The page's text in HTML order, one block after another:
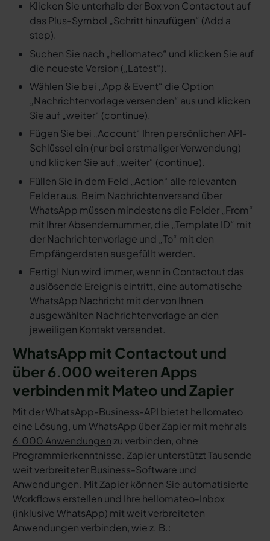
Klicken Sie unterhalb der Box von Contactout auf
das Plus-Symbol „Schritt hinzufügen“ (Add a
step).
Suchen Sie nach „hellomateo“ und klicken Sie auf
die neueste Version („Latest“).
Wählen Sie bei „App & Event“ die Option
„Nachrichtenvorlage versenden“ aus und klicken
Sie auf „weiter“ (continue).
Fügen Sie bei „Account“ Ihren persönlichen API-
Schlüssel ein (nur bei erstmaliger Verwendung)
und klicken Sie auf „weiter“ (continue).
Füllen Sie in dem Feld „Action“ alle relevanten
Felder aus. Beim Nachrichtenversand über
WhatsApp müssen mindestens die Felder „From“
mit Ihrer Absendernummer, die „Template ID“ mit
der Nachrichtenvorlage und „To“ mit den
Empfängerdaten ausgefüllt werden.
Fertig! Nun wird immer, wenn in Contactout das
auslösende Ereignis eintritt, eine automatische
WhatsApp Nachricht mit der von Ihnen
ausgewählten Nachrichtenvorlage an den
jeweiligen Kontakt versendet.
WhatsApp mit Contactout und
über 6.000 weiteren Apps
verbinden mit Mateo und Zapier
Mit der WhatsApp-Business-API bietet hellomateo
eine Lösung, um WhatsApp über Zapier mit mehr als
6.000 Anwendungenzu verbinden, ohne
Programmierkenntnisse. Zapier unterstützt Tausende
weit verbreiteter Business-Software und
Anwendungen. Mit Zapier können Sie automatisierte
Workflows erstellen und Ihre hellomateo-Inbox
(inklusive WhatsApp) mit weit verbreiteten
Anwendungen verbinden, wie z. B.: